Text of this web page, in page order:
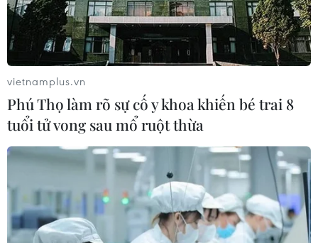
vietnamplus.vn
Phú Thọ làm rõ sự cố y khoa khiến bé trai 8
tuổi tử vong sau mổ ruột thừa